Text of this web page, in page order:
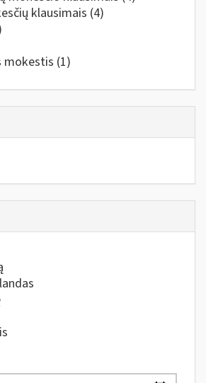
klausimais (4)
mokestis (1)